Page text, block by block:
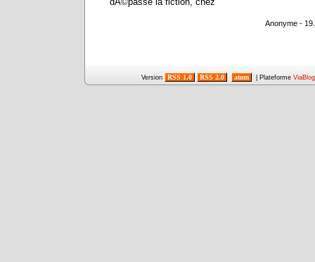
Anonyme -
Version RSS 1.0 RSS 2.0 atom | Plateforme